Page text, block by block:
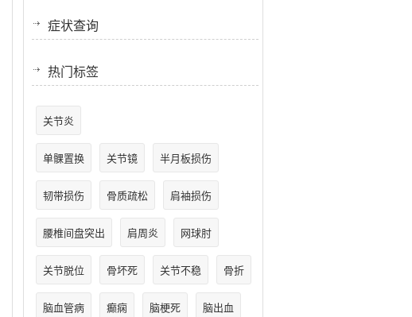
症状查询
热门标签
关节炎
单髁置换 关节镜 半月板损伤
韧带损伤 骨质疏松 肩袖损伤
腰椎间盘突出 肩周炎 网球肘
关节脱位 骨坏死 关节不稳 骨折
脑血管病 癫痫 脑梗死 脑出血